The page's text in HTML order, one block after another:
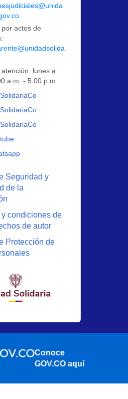
actos de
lunes a
a.m. - 5:00 p.m.
Seguridad y
de la
condiciones de
de autor
Protección de
Conoce
GOV.CO aquí